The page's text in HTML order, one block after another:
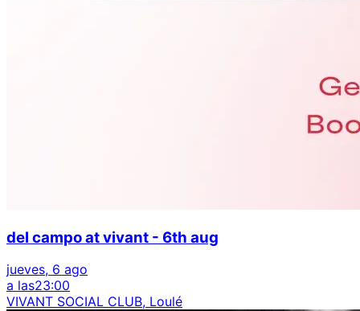
del campo at vivant - 6th aug
jueves, 6 ago
a las23:00
VIVANT SOCIAL CLUB, Loulé